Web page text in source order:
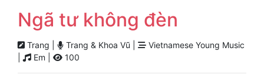
Ngã tư không đèn
Trang | Trang & Khoa Vũ |
Vietnamese Young Music
Em | 100